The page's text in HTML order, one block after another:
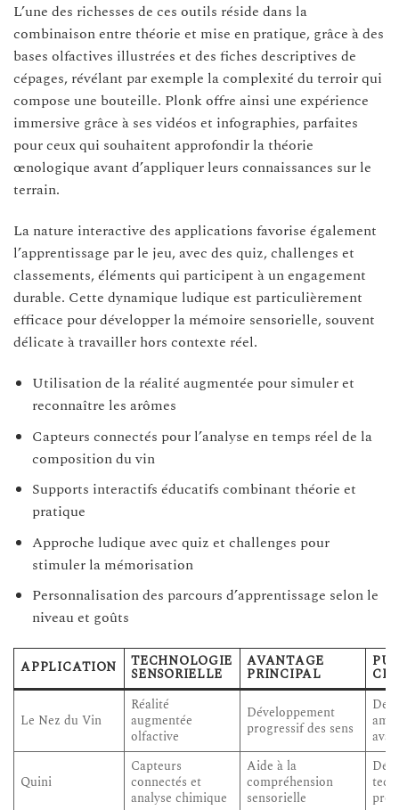
L’une des richesses de ces outils réside dans la
combinaison entre théorie et mise en pratique, grâce à des
bases olfactives illustrées et des fiches descriptives de
cépages, révélant par exemple la complexité du terroir qui
compose une bouteille. Plonk offre ainsi une expérience
immersive grâce à ses vidéos et infographies, parfaites
pour ceux qui souhaitent approfondir la théorie
œnologique avant d’appliquer leurs connaissances sur le
terrain.
La nature interactive des applications favorise également
l’apprentissage par le jeu, avec des quiz, challenges et
classements, éléments qui participent à un engagement
durable. Cette dynamique ludique est particulièrement
efficace pour développer la mémoire sensorielle, souvent
délicate à travailler hors contexte réel.
Utilisation de la réalité augmentée pour simuler et
reconnaître les arômes
Capteurs connectés pour l’analyse en temps réel de la
composition du vin
Supports interactifs éducatifs combinant théorie et
pratique
Approche ludique avec quiz et challenges pour
stimuler la mémorisation
Personnalisation des parcours d’apprentissage selon le
niveau et goûts
APPLICATION TECHNOLOGIE
SENSORIELLE
AVANTAGE
PRINCIPAL
Le Nez du Vin
Réalité
augmentée
olfactive
Développement
progressif des sens
Quini
Capteurs
connectés et
analyse chimique
Aide à la
compréhension
sensorielle